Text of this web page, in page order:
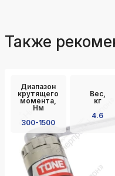
Также
Диапазон
крутящего
момента,
Нм
300-1500
Вес,
кг
4.6